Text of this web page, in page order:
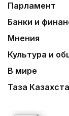
Парламент
Банки и
Мнения
Культура и
В мире
Таза